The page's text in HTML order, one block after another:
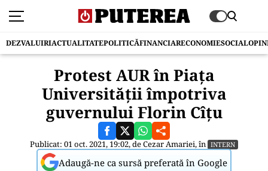
DEZVALUIRIACTUALITATEPOLITICĂFINANCIARECONOMIESOCIAL
Protest AUR în Piața
Universității împotriva
guvernului Florin Cîțu
Publicat: 01 oct. 2021, 19:02, deCezar Amariei, în INTERN
Adaugă-ne ca sursă preferată în Google